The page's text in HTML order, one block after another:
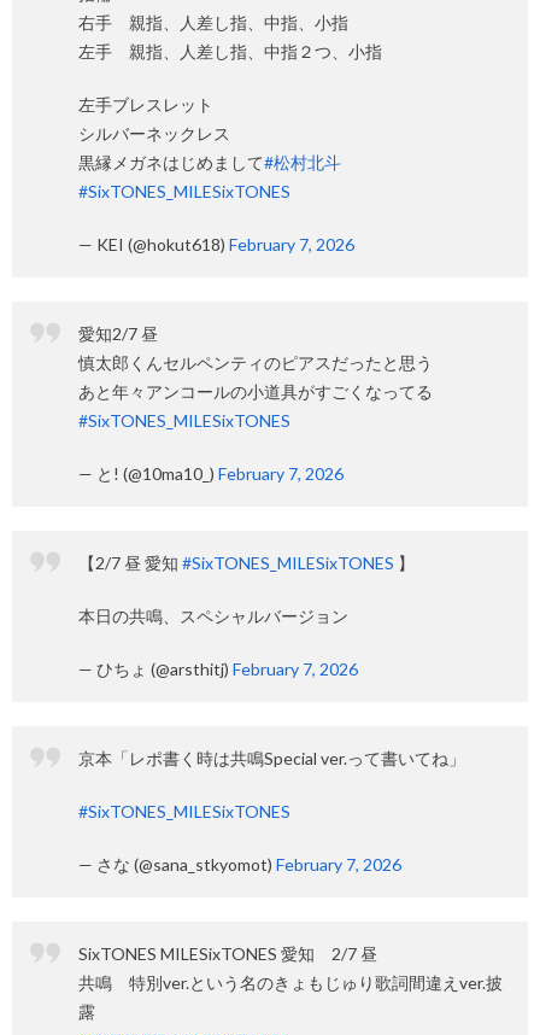
右手 親指、人差し指、中指、小指
左手 親指、人差し指、中指２つ、小指
左手ブレスレット
シルバーネックレス
黒縁メガネはじめまして#松村北斗
#SixTONES_MILESixTONES
— KEI (@hokut618) February 7, 2026
愛知2/7 昼
慎太郎くんセルペンティのピアスだったと思う
あと年々アンコールの小道具がすごくなってる
#SixTONES_MILESixTONES
— と! (@10ma10_) February 7, 2026
【2/7 昼 愛知 #SixTONES_MILESixTONES 】
本日の共鳴、スペシャルバージョン
— ひちょ (@arsthitj) February 7, 2026
京本「レポ書く時は共鳴Special ver.って書いてね」
#SixTONES_MILESixTONES
— さな (@sana_stkyomot) February 7, 2026
SixTONES MILESixTONES 愛知 2/7 昼
共鳴 特別ver.という名のきょもじゅり歌詞間違えver.披
露